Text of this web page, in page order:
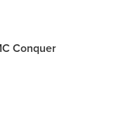
Conquer